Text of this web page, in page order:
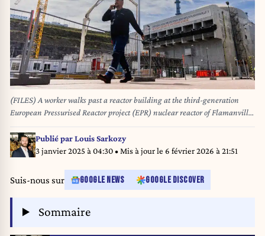
(FILES) A worker walks past a reactor building at the third-generation
European Pressurised Reactor project (EPR) nuclear reactor of Flamanville,
Normandy on June 14, 2022. The end of a long wait has come for the
Flamanville EPR, France's most powerful nuclear reactor and the fourth of
its type installed worldwide. After a 12-year delay, the new-generation
night. (Photo by Sameer Al-DOUMY / AFP)
Publié parLouis Sarkozy
3 janvier 2025 à 04:30• Mis à jour le 6 février 2026 à 21:51
Suis-nous sur GOOGLE NEWS GOOGLE DISCOVER
Sommaire